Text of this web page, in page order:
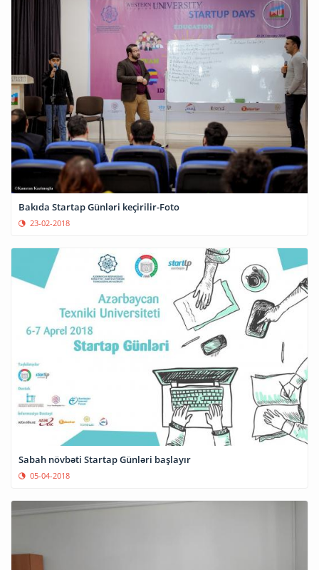
Bakıda Startap Günləri keçirilir-Foto
23-02-2018
Sabah növbəti Startap Günləri başlayır
05-04-2018